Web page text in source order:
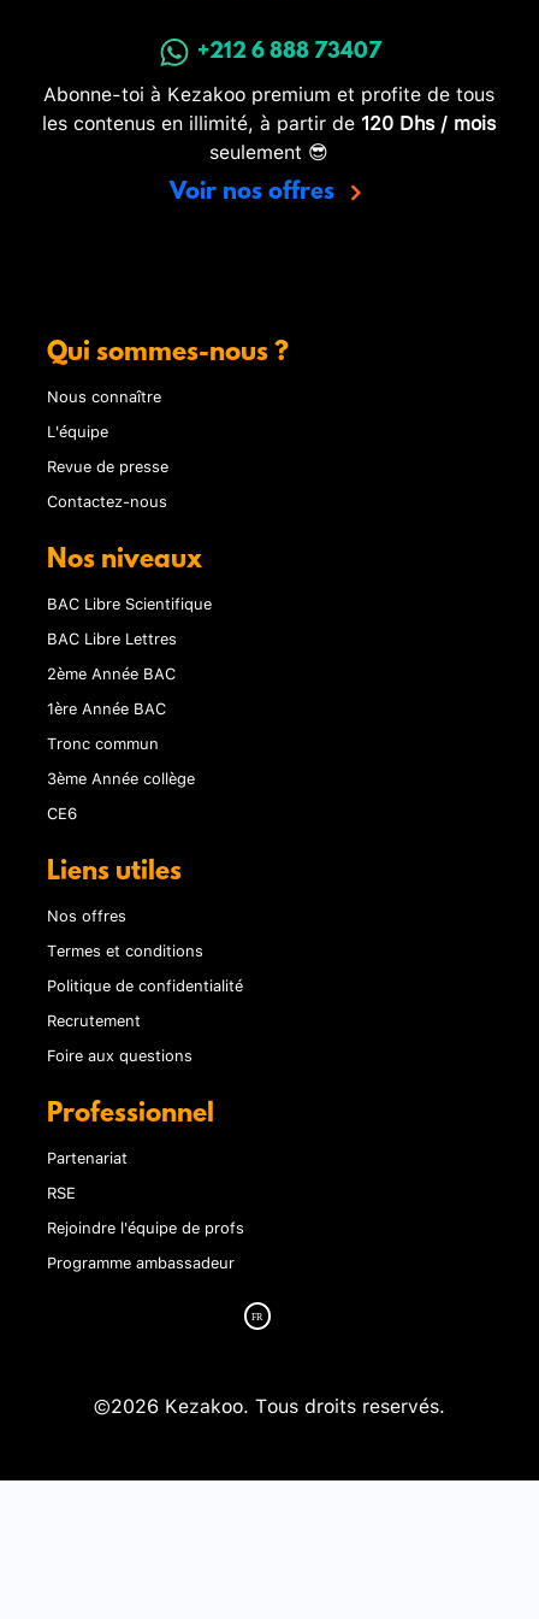
+212 6 888 73407
Abonne-toi à Kezakoo premium et profite de tous
les contenus en illimité, à partir de 120 Dhs / mois
seulement 😎
Voir nos offres
Qui sommes-nous ?
Nous connaître
L'équipe
Revue de presse
Contactez-nous
Nos niveaux
BAC Libre Scientifique
BAC Libre Lettres
2ème Année BAC
1ère Année BAC
Tronc commun
3ème Année collège
CE6
Liens utiles
Nos offres
Termes et conditions
Politique de confidentialité
Recrutement
Foire aux questions
Professionnel
Partenariat
RSE
Rejoindre l'équipe de profs
Programme ambassadeur
©2026 Kezakoo. Tous droits reservés.